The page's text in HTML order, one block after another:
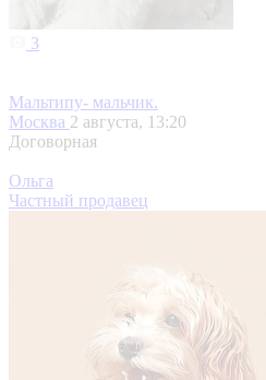
3
Мальтипу- мальчик.
Москва 2 августа, 13:20
Договорная
Ольга
Частный продавец